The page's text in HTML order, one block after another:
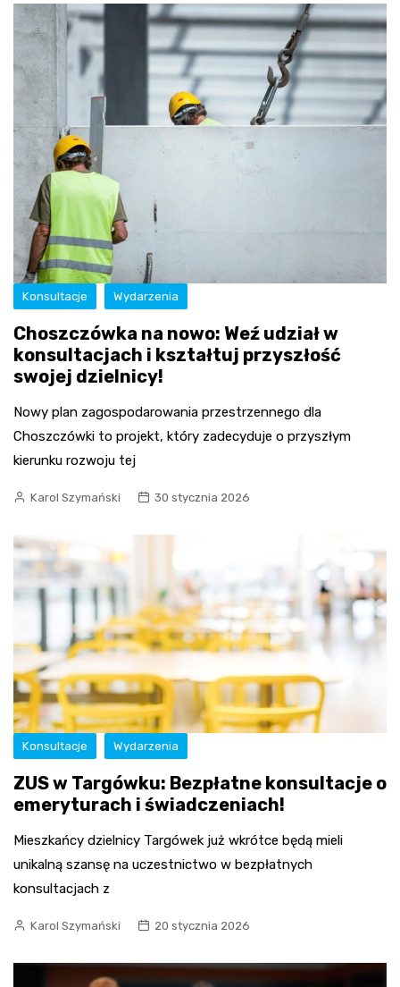
Konsultacje Wydarzenia
Choszczówka na nowo: Weź udział w
konsultacjach i kształtuj przyszłość
swojej dzielnicy!
Nowy plan zagospodarowania przestrzennego dla
Choszczówki to projekt, który zadecyduje o przyszłym
kierunku rozwoju tej
Karol Szymański 30 stycznia 2026
Konsultacje Wydarzenia
ZUS w Targówku: Bezpłatne konsultacje o
emeryturach i świadczeniach!
Mieszkańcy dzielnicy Targówek już wkrótce będą mieli
unikalną szansę na uczestnictwo w bezpłatnych
konsultacjach z
Karol Szymański 20 stycznia 2026